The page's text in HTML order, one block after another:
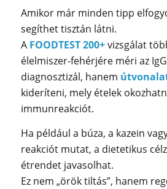
Amikor már minden tipp
segíthet tisztán látni.
A FOODTEST 200+vizsgálat
élelmiszer-fehérjére méri az
diagnosztizál, hanem
kideríteni, mely ételek
immunreakciót.
Ha például a búza, a kazein
reakciót mutat, a dietetikus
étrendet javasolhat.
Ez nem „örök tiltás”, hanem